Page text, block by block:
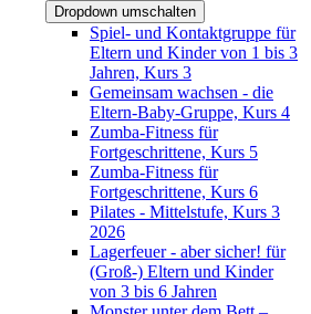
Dropdown umschalten
Spiel- und Kontaktgruppe für
Eltern und Kinder von 1 bis 3
Jahren, Kurs 3
Gemeinsam wachsen - die
Eltern-Baby-Gruppe, Kurs 4
Zumba-Fitness für
Fortgeschrittene, Kurs 5
Zumba-Fitness für
Fortgeschrittene, Kurs 6
Pilates - Mittelstufe, Kurs 3
2026
Lagerfeuer - aber sicher! für
(Groß-) Eltern und Kinder
von 3 bis 6 Jahren